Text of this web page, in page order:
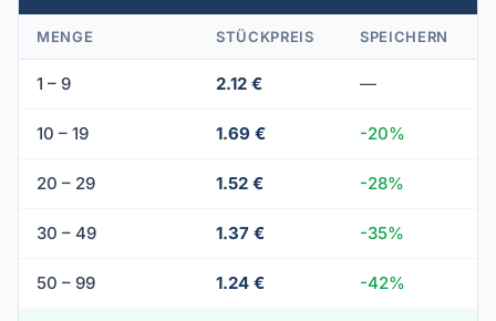
MENGE STÜCKPREIS SPEICHERN
1 – 9 2.12 € —
10 – 19 1.69 € -20%
20 – 29 1.52 € -28%
30 – 49 1.37 € -35%
50 – 99 1.24 € -42%